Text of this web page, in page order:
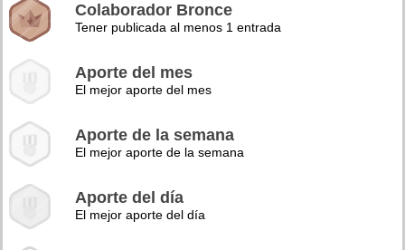
Colaborador Bronce
Tener publicada al menos 1 entrada
Aporte del mes
El mejor aporte del mes
Aporte de la semana
El mejor aporte de la semana
Aporte del día
El mejor aporte del día